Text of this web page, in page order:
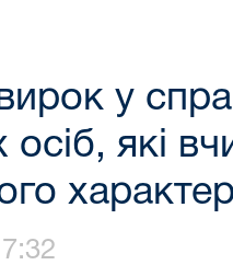
у
осіб, які